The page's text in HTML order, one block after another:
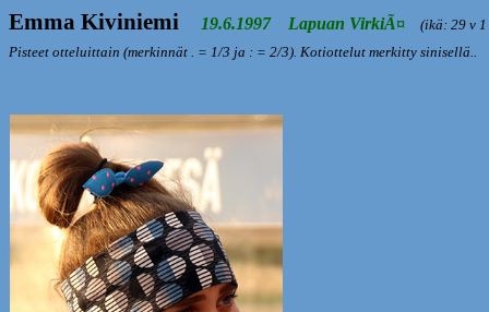
Emma Kiviniemi 19.6.1997 Lapuan VirkiÃ¤
(ikä: 29 v 1
Pisteet otteluittain (merkinnät . = 1/3 ja : = 2/3). Kotiottelut merkitty sinisellä..